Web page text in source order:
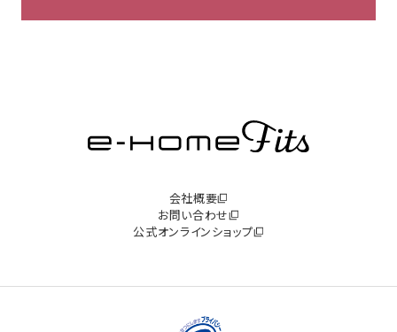
会社概要
お問い合わせ
公式オンラインショップ